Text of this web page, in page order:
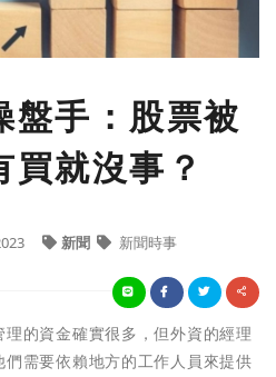
盤手：股票被
就沒事？
新聞 新聞時事
的資金確實很多，但外資的經理
需要依賴地方的工作人員來提供